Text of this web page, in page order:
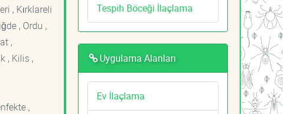
, Kırklareli
, Ordu ,
,
, Kilis ,
,
Tespih Böceği İlaçlama
Uygulama Alanları
Ev İlaçlama